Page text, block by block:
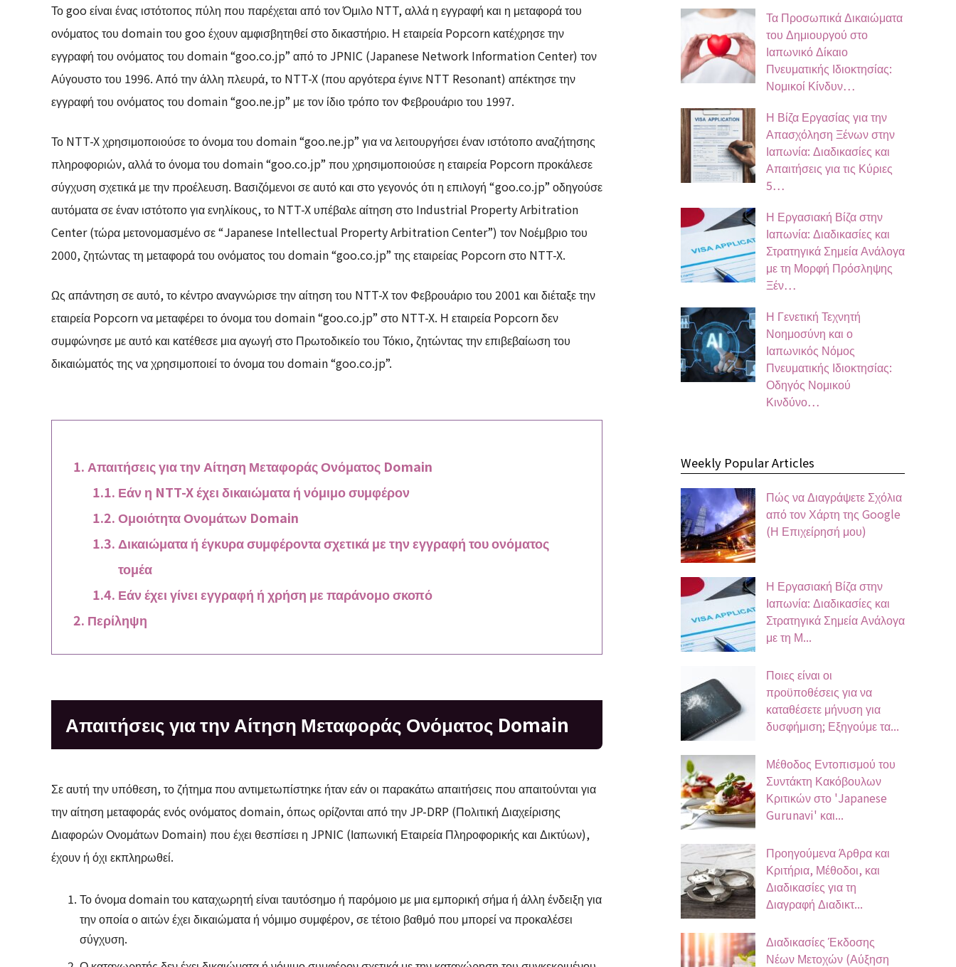
Το goo είναι ένας ιστότοπος πύλη που παρέχεται από τον Όμιλο NTT, αλλά η εγγραφή και η μεταφορά του
ονόματος του domain του goo έχουν αμφισβητηθεί στο δικαστήριο. Η εταιρεία Popcorn κατέχρησε την
εγγραφή του ονόματος του domain “goo.co.jp” από το JPNIC (Japanese Network Information Center) τον
Αύγουστο του 1996. Από την άλλη πλευρά, το NTT-X (που αργότερα έγινε NTT Resonant) απέκτησε την
εγγραφή του ονόματος του domain “goo.ne.jp” με τον ίδιο τρόπο τον Φεβρουάριο του 1997.
Το NTT-X χρησιμοποιούσε το όνομα του domain “goo.ne.jp” για να λειτουργήσει έναν ιστότοπο αναζήτησης
πληροφοριών, αλλά το όνομα του domain “goo.co.jp” που χρησιμοποιούσε η εταιρεία Popcorn προκάλεσε
σύγχυση σχετικά με την προέλευση. Βασιζόμενοι σε αυτό και στο γεγονός ότι η επιλογή “goo.co.jp” οδηγούσε
αυτόματα σε έναν ιστότοπο για ενηλίκους, το NTT-X υπέβαλε αίτηση στο Industrial Property Arbitration
Center (τώρα μετονομασμένο σε “Japanese Intellectual Property Arbitration Center”) τον Νοέμβριο του
2000, ζητώντας τη μεταφορά του ονόματος του domain “goo.co.jp” της εταιρείας Popcorn στο NTT-X.
Ως απάντηση σε αυτό, το κέντρο αναγνώρισε την αίτηση του NTT-X τον Φεβρουάριο του 2001 και διέταξε την
εταιρεία Popcorn να μεταφέρει το όνομα του domain “goo.co.jp” στο NTT-X. Η εταιρεία Popcorn δεν
συμφώνησε με αυτό και κατέθεσε μια αγωγή στο Πρωτοδικείο του Τόκιο, ζητώντας την επιβεβαίωση του
δικαιώματός της να χρησιμοποιεί το όνομα του domain “goo.co.jp”.
Απαιτήσεις για την Αίτηση Μεταφοράς Ονόματος Domain
Εάν η NTT-X έχει δικαιώματα ή νόμιμο συμφέρον
Ομοιότητα Ονομάτων Domain
Δικαιώματα ή έγκυρα συμφέροντα σχετικά με την εγγραφή του ονόματος
τομέα
Εάν έχει γίνει εγγραφή ή χρήση με παράνομο σκοπό
Περίληψη
Απαιτήσεις για την Αίτηση Μεταφοράς Ονόματος Domain
Σε αυτή την υπόθεση, το ζήτημα που αντιμετωπίστηκε ήταν εάν οι παρακάτω απαιτήσεις που απαιτούνται για
την αίτηση μεταφοράς ενός ονόματος domain, όπως ορίζονται από την JP-DRP (Πολιτική Διαχείρισης
Διαφορών Ονομάτων Domain) που έχει θεσπίσει η JPNIC (Ιαπωνική Εταιρεία Πληροφορικής και Δικτύων),
έχουν ή όχι εκπληρωθεί.
Το όνομα domain του καταχωρητή είναι ταυτόσημο ή παρόμοιο με μια εμπορική σήμα ή άλλη ένδειξη για
την οποία ο αιτών έχει δικαιώματα ή νόμιμο συμφέρον, σε τέτοιο βαθμό που μπορεί να προκαλέσει
σύγχυση.
Τα Προσωπικά Δικαιώματα
του Δημιουργού στο
Ιαπωνικό Δίκαιο
Πνευματικής Ιδιοκτησίας:
Νομικοί Κίνδυν…
Η Βίζα Εργασίας για την
Απασχόληση Ξένων στην
Ιαπωνία: Διαδικασίες και
Απαιτήσεις για τις Κύριες
5…
Η Εργασιακή Βίζα στην
Ιαπωνία: Διαδικασίες και
Στρατηγικά Σημεία Ανάλογα
με τη Μορφή Πρόσληψης
Ξέν…
Η Γενετική Τεχνητή
Νοημοσύνη και ο
Ιαπωνικός Νόμος
Πνευματικής Ιδιοκτησίας:
Οδηγός Νομικού
Κινδύνο…
Weekly Popular Articles
Πώς να Διαγράψετε Σχόλια
από τον Χάρτη της Google
(Η Επιχείρησή μου)
Η Εργασιακή Βίζα στην
Ιαπωνία: Διαδικασίες και
Στρατηγικά Σημεία Ανάλογα
με τη Μ...
Ποιες είναι οι
προϋποθέσεις για να
καταθέσετε μήνυση για
δυσφήμιση; Εξηγούμε τα...
Μέθοδος Εντοπισμού του
Συντάκτη Κακόβουλων
Κριτικών στο 'Japanese
Gurunavi' και...
Προηγούμενα Άρθρα και
Κριτήρια, Μέθοδοι, και
Διαδικασίες για τη
Διαγραφή Διαδικτ...
Διαδικασίες Έκδοσης
Νέων Μετοχών (Αύξηση